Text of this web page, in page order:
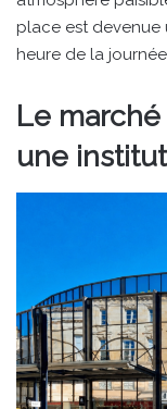
place est
heure de la
Le
une